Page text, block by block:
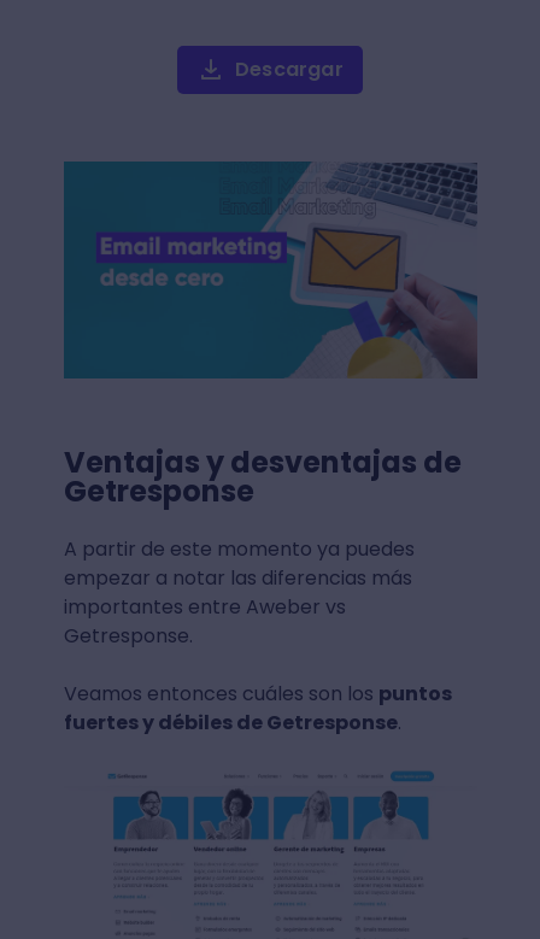
Descargar
Ventajas y desventajas de
Getresponse
A partir de este momento ya puedes
empezar a notar las diferencias más
importantes entre Aweber vs
Getresponse.
Veamos entonces cuáles son los puntos
fuertes y débiles de Getresponse.